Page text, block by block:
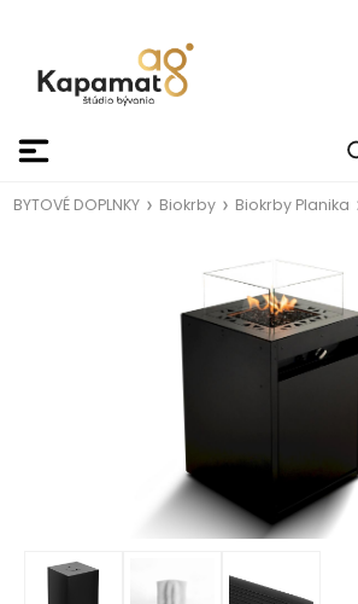
BYTOVÉ DOPLNKY Biokrby Biokrby Planika